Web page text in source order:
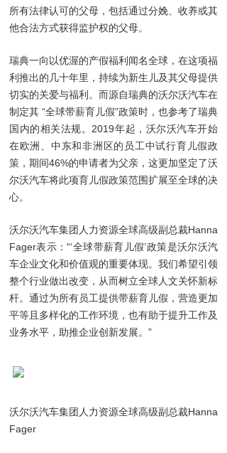
所有法律认可的父母，包括通过分娩、收养或其
他合法方式获得监护权的父母。
瑞典一向以优渥的产假福利闻名全球，在这项福
利推出的几十年里，持续为新生儿及其父母提供
切实的关爱与福利。而源自瑞典的沃尔沃汽车在
制定其 “全球带薪育儿假”政策时，也参考了瑞典
国内的相关法规。2019年起，沃尔沃汽车开始
在欧洲、中东和非洲区的员工中试行育儿假政
策，期间46%的申请者为父亲，这更加坚定了沃
尔沃汽车将此项育儿假政策范围扩展至全球的决
心。
沃尔沃汽车集团人力资源全球高级副总裁Hanna
Fager表示：“‘全球带薪育儿假’政策是沃尔沃汽
车企业文化和价值观的重要体现。我们希望引领
整个行业做出改变，从而树立全球人文关怀新标
杆。通过为所有员工提供带薪育儿假，营造更加
平等且多样化的工作环境，也有助于提升工作及
业务水平，助推企业创新发展。”
沃尔沃汽车集团人力资源全球高级副总裁Hanna
Fager